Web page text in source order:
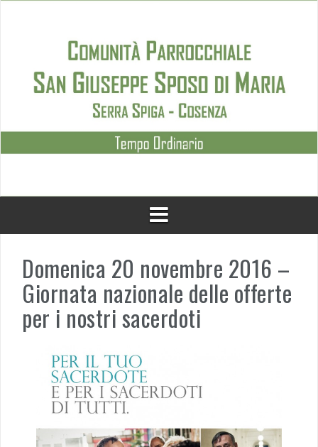
Domenica 20 novembre 2016 –
Giornata nazionale delle offerte
per i nostri sacerdoti